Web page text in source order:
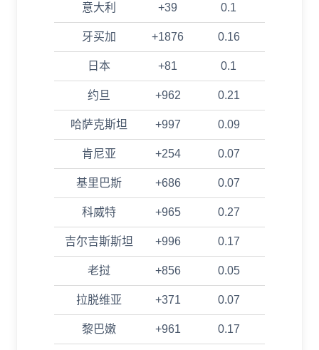
意大利 +39 0.1
牙买加 +1876 0.16
日本 +81 0.1
约旦 +962 0.21
哈萨克斯坦 +997 0.09
肯尼亚 +254 0.07
基里巴斯 +686 0.07
科威特 +965 0.27
吉尔吉斯斯坦 +996 0.17
老挝 +856 0.05
拉脱维亚 +371 0.07
黎巴嫩 +961 0.17